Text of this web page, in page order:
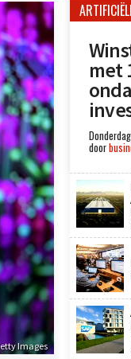
Images
met
door